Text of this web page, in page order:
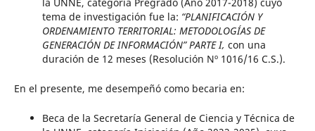
la UNNE, categoría Pregrado (Año 2017-2018) cuyo
tema de investigación fue la: “PLANIFICACIÓN Y
ORDENAMIENTO TERRITORIAL: METODOLOGÍAS DE
GENERACIÓN DE INFORMACIÓN” PARTE I, con una
duración de 12 meses (Resolución Nº 1016/16 C.S.).
En el presente, me desempeñó como becaria en:
Beca de la Secretaría General de Ciencia y Técnica de